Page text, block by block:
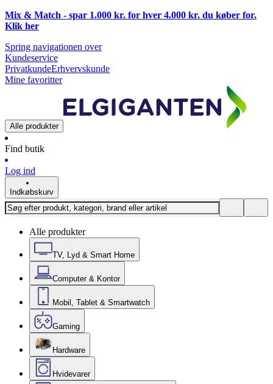
Mix & Match - spar 1.000 kr. for hver 4.000 kr. du køber for.
Klik her
Spring navigationen over
Kundeservice
PrivatkundeErhvervskunde
Mine favoritter
Alle produkter
Find butik
Log ind
Indkøbskurv
Alle produkter
TV, Lyd & Smart Home
Computer & Kontor
Mobil, Tablet & Smartwatch
Gaming
Hardware
Hvidevarer